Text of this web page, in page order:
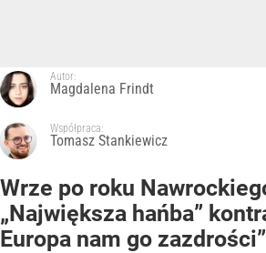
Autor:
Magdalena Frindt
Współpraca:
Tomasz Stankiewicz
Wrze po roku
„Największa hańba”
Europa nam go zazdrości”